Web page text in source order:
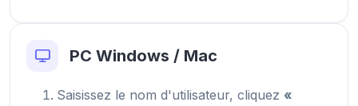
PC Windows / Mac
Saisissez le nom d'utilisateur, cliquez «